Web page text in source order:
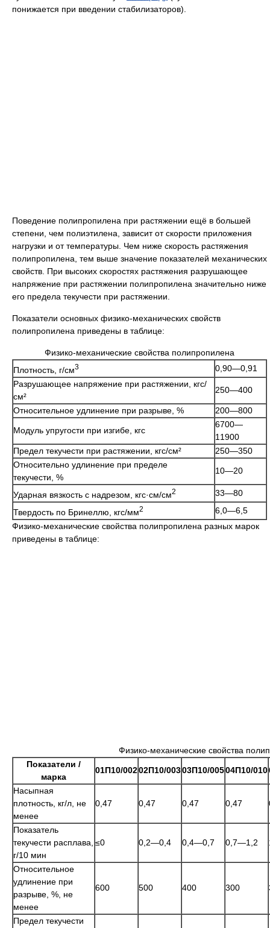
понижается при введении стабилизаторов).
Поведение полипропилена при растяжении ещё в большей
степени, чем полиэтилена, зависит от скорости приложения
нагрузки и от температуры. Чем ниже скорость растяжения
полипропилена, тем выше значение показателей механических
свойств. При высоких скоростях растяжения разрушающее
напряжение при растяжении полипропилена значительно ниже
его предела текучести при растяжении.
Показатели основных физико-механических свойств
полипропилена приведены в таблице:
Физико-механические свойства полипропилена
Плотность, г/см3
0,90—0,91
Разрушающее напряжение при растяжении, кгс/
см²
250—400
Относительное удлинение при разрыве, % 200—800
Модуль упругости при изгибе, кгс
6700—
11900
Предел текучести при растяжении, кгс/см²
250—350
Относительно удлинение при пределе
текучести, %
10—20
Ударная вязкость с надрезом, кгс·см/см2
33—80
Твердость по Бринеллю, кгс/мм2
6,0—6,5
Физико-механические свойства полипропилена разных марок
приведены в таблице:
Физико-механические свойства
Показатели /
марка
01П10/00202П10/00303П10/00504П10/010
Насыпная
плотность, кг/л, не
менее
0,47 0,47 0,47 0,47
Показатель
текучести расплава,
г/10 мин
≤0 0,2—0,4 0,4—0,7 0,7—1,2
Относительное
удлинение при
разрыве, %, не
менее
600 500 400 300
Предел текучести